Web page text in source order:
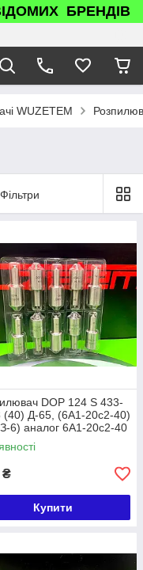
БРЕНДІВ
WUZETEM
Фільтри
DOP 124 S 433-
(40) Д-65, (6А1-20с2-40)
6) аналог 6А1-20с2-40
₴
Купити